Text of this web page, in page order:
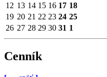
12 13 14 15 16 17 18
19 20 21 22 23 24 25
26 27 28 29 30 31 1
Cenník